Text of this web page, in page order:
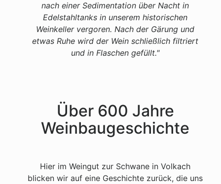
nach einer Sedimentation über Nacht in
Edelstahltanks in unserem historischen
Weinkeller vergoren. Nach der Gärung und
etwas Ruhe wird der Wein schließlich filtriert
und in Flaschen gefüllt."
Über 600 Jahre
Weinbaugeschichte
Hier im Weingut zur Schwane in Volkach
blicken wir auf eine Geschichte zurück, die uns